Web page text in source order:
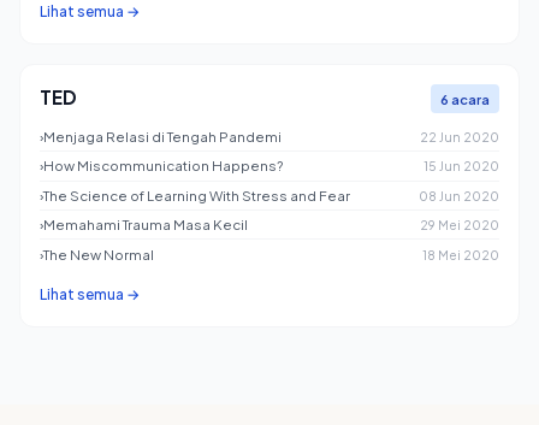
Lihat semua →
TED 6 acara
›Menjaga Relasi di Tengah Pandemi 22 Jun 2020
›How Miscommunication Happens? 15 Jun 2020
›The Science of Learning With Stress and Fear 08 Jun 2020
›Memahami Trauma Masa Kecil 29 Mei 2020
›The New Normal 18 Mei 2020
Lihat semua →